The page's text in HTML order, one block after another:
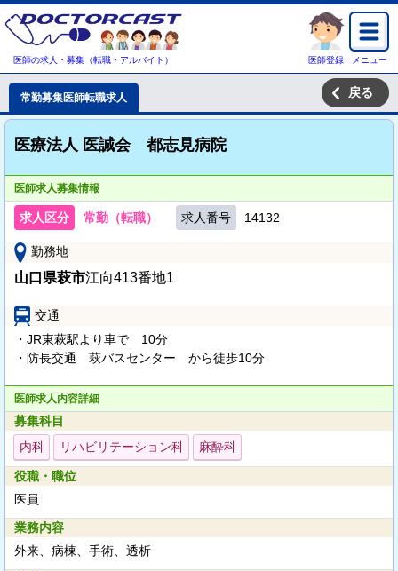
医師の求人・募集（転職・アルバイト） 医師登録 メニュー
常勤募集医師転職求人 戻る
医療法人 医誠会 都志見病院
医師求人募集情報
求人区分 常勤（転職） 求人番号 14132
勤務地
山口県萩市江向413番地1
交通
・JR東萩駅より車で 10分
・防長交通 萩バスセンター から徒歩10分
医師求人内容詳細
募集科目
内科
リハビリテーション科 麻酔科
役職・職位
医員
業務内容
外来、病棟、手術、透析